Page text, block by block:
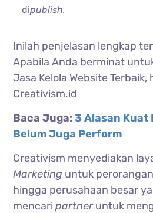
dipublish.
Inilah penjelasan lengkap
Apabila Anda berminat
Jasa Kelola Website Terbaik,
Creativism.id
Baca Juga:3 Alasan Kuat
Belum Juga Perform
Creativism menyediakan
Marketing untuk
hingga perusahaan besar
mencaripartneruntuk